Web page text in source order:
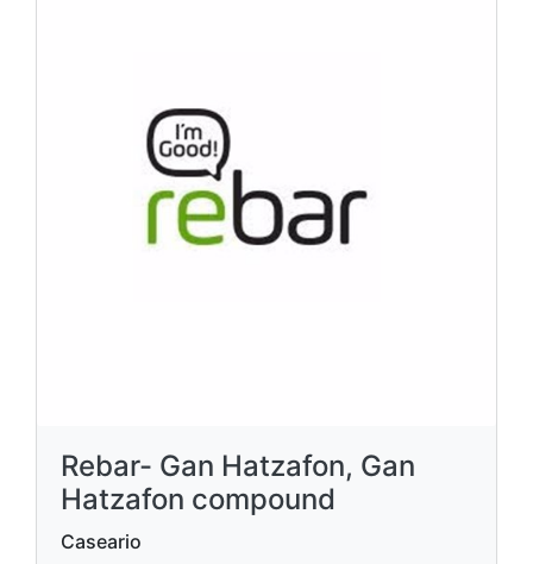
Rebar- Gan Hatzafon, Gan
Hatzafon compound
Caseario